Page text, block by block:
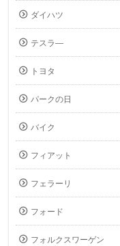
ダイハツ
テスラ―
トヨタ
パークの日
バイク
フィアット
フェラーリ
フォード
フォルクスワーゲン